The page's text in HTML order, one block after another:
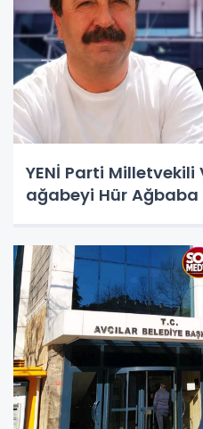
YENİ Parti Milletvekili
ağabeyi Hür